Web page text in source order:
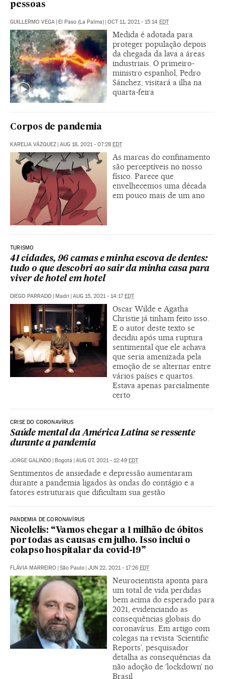
pessoas
GUILLERMO VEGA El Paso (La Palma) OCT 11, 2021 - 15:14 EDT
Medida é adotada para
proteger população depois
da chegada da lava a áreas
industriais. O primeiro-
ministro espanhol, Pedro
Sánchez, visitará a ilha na
quarta-feira
Corpos de pandemia
KARELIA VÁZQUEZ AUG 18, 2021 - 07:28 EDT
As marcas do confinamento
são perceptíveis no nosso
físico. Parece que
envelhecemos uma década
em pouco mais de um ano
TURISMO
41 cidades, 96 camas e minha escova de dentes:
tudo o que descobri ao sair da minha casa para
viver de hotel em hotel
DIEGO PARRADO | Madri | AUG 15, 2021 - 14:17EDT
Oscar Wilde e Agatha
Christie já tinham feito isso.
E o autor deste texto se
decidiu após uma ruptura
sentimental que ele achava
que seria amenizada pela
emoção de se alternar entre
vários países e quartos.
Estava apenas parcialmente
certo
CRISE DO CORONAVÍRUS
Saúde mental da América Latina se ressente
durante a pandemia
JORGE GALINDO | Bogotá | AUG 07, 2021 - 12:49 EDT
Sentimentos de ansiedade e depressão aumentaram
durante a pandemia ligados às ondas do contágio e a
fatores estruturais que dificultam sua gestão
PANDEMIA DE CORONAVÍRUS
Nicolelis: “Vamos chegar a 1 milhão de óbitos
por todas as causas em julho. Isso inclui o
colapso hospitalar da covid-19”
FLÁVIA MARREIRO | São Paulo | JUN 22, 2021 - 17:26 EDT
Neurocientista aponta para
um total de vida perdidas
bem acima do esperado para
2021, evidenciando as
consequências globais do
coronavírus. Em artigo com
colegas na revista ‘Scientific
Reports’, pesquisador
detalha as consequências da
não adoção de ‘lockdown’ no
Brasil